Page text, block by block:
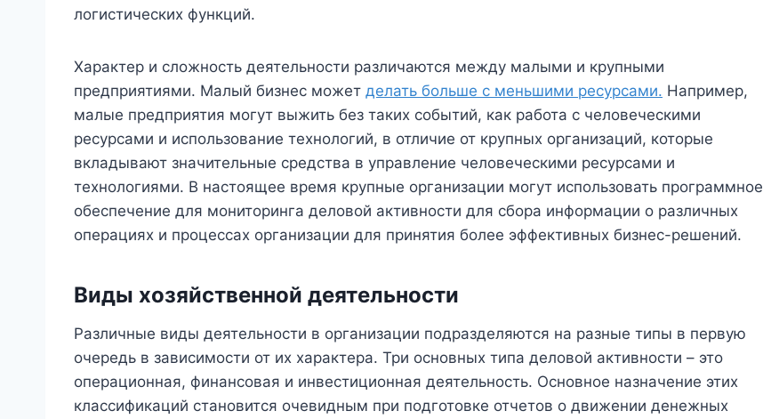
логистических функций.
Характер и сложность деятельности различаются между малыми и крупными
предприятиями. Малый бизнес может делать больше с меньшими ресурсами. Например,
малые предприятия могут выжить без таких событий, как работа с человеческими
ресурсами и использование технологий, в отличие от крупных организаций, которые
вкладывают значительные средства в управление человеческими ресурсами и
технологиями. В настоящее время крупные организации могут использовать программное
обеспечение для мониторинга деловой активности для сбора информации о различных
операциях и процессах организации для принятия более эффективных бизнес-решений.
Виды хозяйственной деятельности
Различные виды деятельности в организации подразделяются на разные типы в первую
очередь в зависимости от их характера. Три основных типа деловой активности – это
операционная, финансовая и инвестиционная деятельность. Основное назначение этих
классификаций становится очевидным при подготовке отчетов о движении денежных